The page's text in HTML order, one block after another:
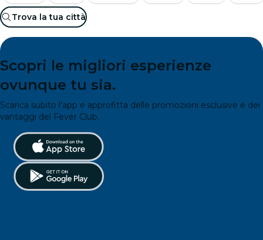
Trova la tua città
Scopri le migliori esperienze
ovunque tu sia.
Scarica subito l'app e approfitta delle promozioni esclusive e dei
vantaggi del Fever Club.